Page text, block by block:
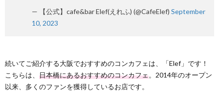
— 【公式】cafe&bar Elef(えれふ) (@CafeElef) September
10, 2023
続いてご紹介する大阪でおすすめのコンカフェは、「Elef」です！
こちらは、 日本橋にあるおすすめのコンカフェ。2014年のオープン
以来、多くのファンを獲得しているお店です。